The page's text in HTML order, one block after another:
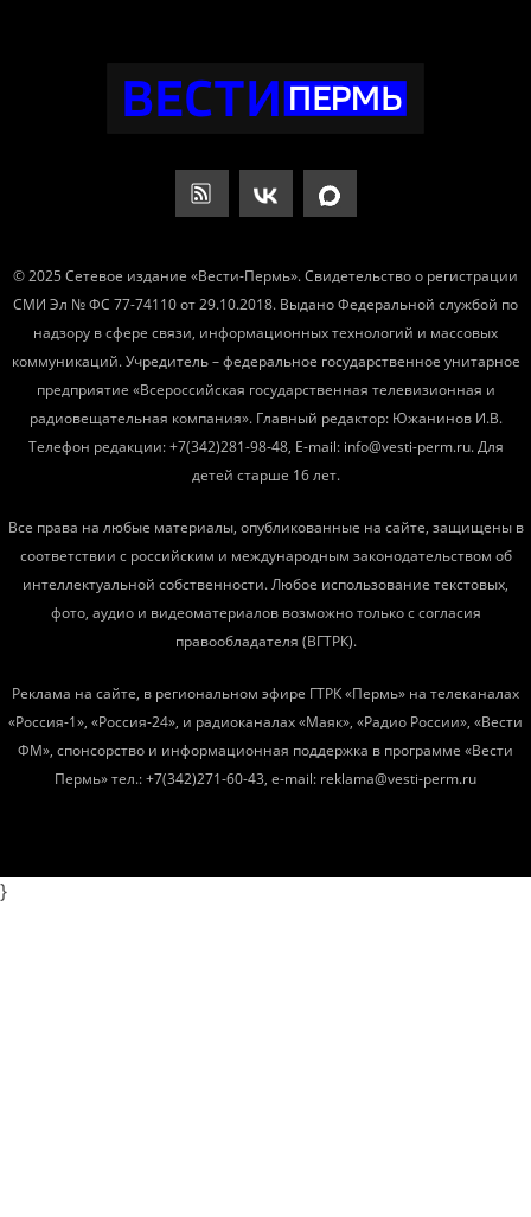
© 2025 Сетевое издание «Вести-Пермь». Свидетельство о регистрации
СМИ Эл № ФС 77-74110 от 29.10.2018. Выдано Федеральной службой по
надзору в сфере связи, информационных технологий и массовых
коммуникаций. Учредитель – федеральное государственное унитарное
предприятие «Всероссийская государственная телевизионная и
радиовещательная компания». Главный редактор: Южанинов И.В.
Телефон редакции: +7(342)281-98-48, E-mail: info@vesti-perm.ru. Для
детей старше 16 лет.
Все права на любые материалы, опубликованные на сайте, защищены в
соответствии с российским и международным законодательством об
интеллектуальной собственности. Любое использование текстовых,
фото, аудио и видеоматериалов возможно только с согласия
правообладателя (ВГТРК).
Реклама на сайте, в региональном эфире ГТРК «Пермь» на телеканалах
«Россия-1», «Россия-24», и радиоканалах «Маяк», «Радио России», «Вести
ФМ», спонсорство и информационная поддержка в программе «Вести
Пермь» тел.: +7(342)271-60-43, e-mail: reklama@vesti-perm.ru
}